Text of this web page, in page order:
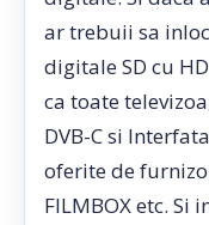
ar trebuii sa
digitale SD cu
ca toate
DVB-C si
oferite de
FILMBOX etc.